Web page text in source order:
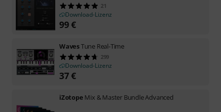
21
Download-Lizenz
99€
WavesTune Real-Time
299
Download-Lizenz
37€
iZotope Mix & Master Bundle Advanced